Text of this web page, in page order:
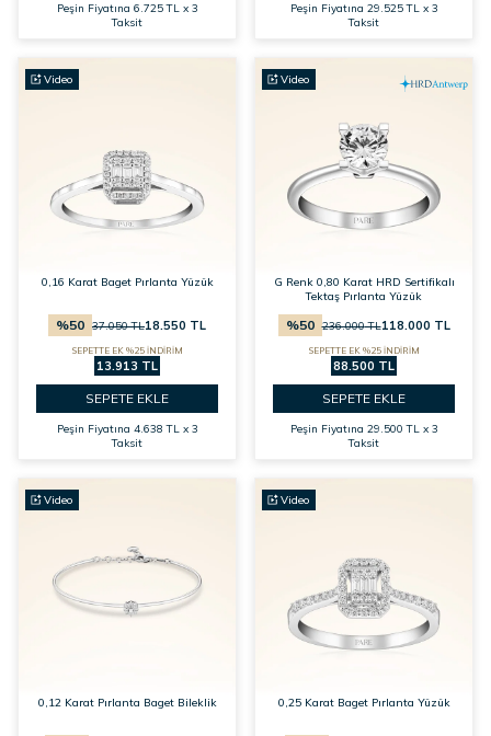
Peşin Fiyatına 6.725 TL x 3
Taksit
Peşin Fiyatına 29.525 TL x 3
Taksit
Video
0,16 Karat Baget Pırlanta Yüzük
%50 37.050TL18.550 TL
SEPETTE EK %25 İNDİRİM
13.913 TL
SEPETE EKLE
Peşin Fiyatına 4.638 TL x 3
Taksit
Video
G Renk 0,80 Karat HRD Sertifikalı
Tektaş Pırlanta Yüzük
%50 236.000TL118.000 TL
SEPETTE EK %25 İNDİRİM
88.500 TL
SEPETE EKLE
Peşin Fiyatına 29.500 TL x 3
Taksit
Video
0,12 Karat Pırlanta Baget Bileklik
Video
0,25 Karat Baget Pırlanta Yüzük